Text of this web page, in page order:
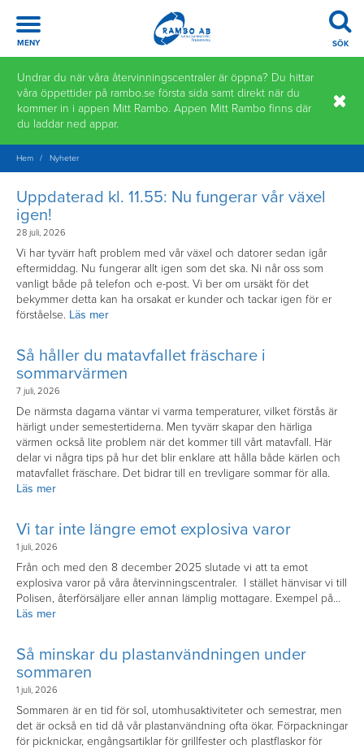
innehåll
Undrar du när våra återvinningscentraler är öppna? Du hittar
våra öppettider på rambo.se första sida samt direkt när du
kommer in i appen Mitt Rambo. Appen Mitt Rambo finns där
du laddar ned appar.
Meny
MENY SÖK
Hem / Nyheter
Uppdaterad kl. 11.55: Nu fungerar vår växel
igen!
28 juli, 2026
Vi har tyvärr haft problem med vår växel och datorer sedan igår
eftermiddag. Nu fungerar allt igen som det ska. Ni når oss som
vanligt både på telefon och e-post. Vi ber om ursäkt för det
bekymmer detta kan ha orsakat er kunder och tackar igen för er
förståelse. Läs mer
Så håller du matavfallet fräschare i
sommarvärmen
7 juli, 2026
De närmsta dagarna väntar vi varma temperaturer, vilket förstås är
härligt under semestertiderna. Men tyvärr skapar den härliga
värmen också lite problem när det kommer till vårt matavfall. Här
delar vi några tips på hur det blir enklare att hålla både kärlen och
matavfallet fräschare. Det bidrar till en trevligare sommar för alla.
Läs mer
Vi tar inte längre emot explosiva varor
1 juli, 2026
Från och med den 8 december 2025 slutade vi att ta emot
explosiva varor på våra återvinningscentraler. I stället hänvisar vi till
Polisen, återförsäljare eller annan lämplig mottagare. Exempel på…
Läs mer
Så minskar du plastanvändningen under
sommaren
1 juli, 2026
Sommaren är en tid för sol, utomhusaktiviteter och semestrar, men
det är också en tid då vår plastanvändning ofta ökar. Förpackningar
för picknickar, engångsartiklar för grillfester och plastflaskor för